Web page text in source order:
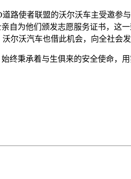
路使者联盟的沃尔沃车主受邀参
自为他们颁发志愿服务证书，这
尔沃汽车也借此机会，向全社会
终秉承着与生俱来的安全使命，